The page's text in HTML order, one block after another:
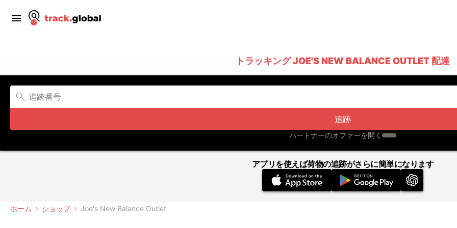
トラッキング JOE'S NEW BALANCE OUTLET 配達
追跡
パートナーのオファーを開く
アプリを使えば荷物の追跡がさらに簡単になります
ホーム ショップ Joe's New Balance Outlet